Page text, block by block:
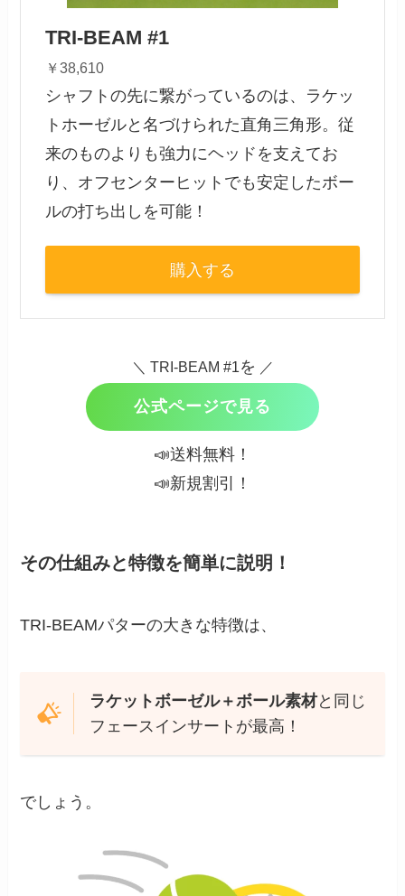
TRI-BEAM #1
￥38,610
シャフトの先に繋がっているのは、ラケッ
トホーゼルと名づけられた直角三角形。従
来のものよりも強力にヘッドを支えてお
り、オフセンターヒットでも安定したボー
ルの打ち出しを可能！
購入する
＼ TRI-BEAM #1を ／
公式ページで見る
📣送料無料！
📣新規割引！
その仕組みと特徴を簡単に説明！
TRI-BEAMパターの大きな特徴は、
ラケットボーゼル＋ボール素材と同じ
フェースインサートが最高！
でしょう。